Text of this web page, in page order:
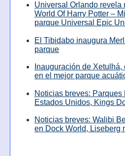
Universal Orlando revela
World Of Harry Potter –
parque Universal Epic
El Tibidabo inaugura
parque
Inauguración de
en el mejor parque
Noticias breves:
Estados Unidos, Kings
Noticias breves: Walibi
en Dock World, Liseberg